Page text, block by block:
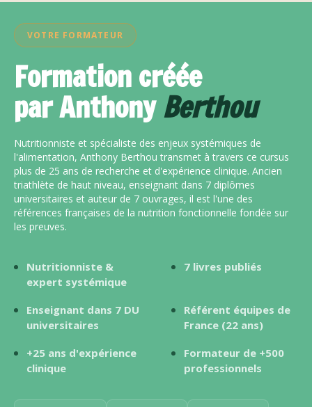
VOTRE FORMATEUR
Formation créée
parAnthonyBerthou
Nutritionniste et spécialiste des enjeux systémiques de
l'alimentation, Anthony Berthou transmet à travers ce cursus
plus de 25 ans de recherche et d'expérience clinique. Ancien
triathlète de haut niveau, enseignant dans 7 diplômes
universitaires et auteur de 7 ouvrages, il est l'une des
références françaises de la nutrition fonctionnelle fondée sur
les preuves.
Nutritionniste &
expert systémique
7 livres publiés
Enseignant dans 7 DU
universitaires
Référent équipes de
France (22 ans)
+25 ans d'expérience
clinique
Formateur de +500
professionnels